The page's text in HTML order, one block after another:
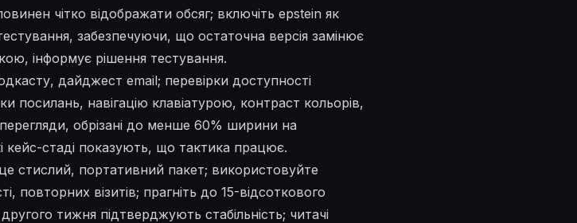
чітко відображати обсяг; включіть epstein як
забезпечуючи, що остаточна версія замінює
інформує рішення тестування.
дайджест email; перевірки доступності
посилань, навігацію клавіатурою, контраст кольорів,
обрізані до менше 60% ширини на
кейс-стаді показують, що тактика працює.
стислий, портативний пакет; використовуйте
повторних візитів; прагніть до 15-відсоткового
тижня підтверджують стабільність; читачі